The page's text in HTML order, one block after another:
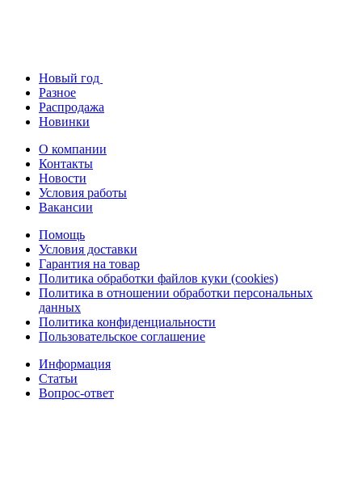
Новый год
Разное
Распродажа
Новинки
О компании
Контакты
Новости
Условия работы
Вакансии
Помощь
Условия доставки
Гарантия на товар
Политика обработки файлов куки (cookies)
Политика в отношении обработки персональных
данных
Политика конфиденциальности
Пользовательское соглашение
Информация
Статьи
Вопрос-ответ